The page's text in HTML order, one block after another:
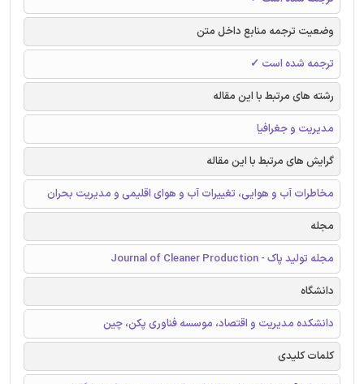
وضعیت ترجمه منابع داخل متن
ترجمه شده است ✓
رشته های مرتبط با این مقاله
مدیریت و جغرافیا
گرایش های مرتبط با این مقاله
مخاطرات آب و هوایی، تغییرات آب و هوای اقلیمی و مدیریت بحران
مجله
مجله تولید پاک - Journal of Cleaner Production
دانشگاه
دانشکده مدیریت و اقتصاد، موسسه فناوری پکن، چین
کلمات کلیدی